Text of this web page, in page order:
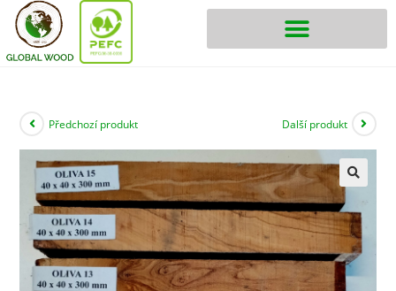
Předchozí produkt Další produkt